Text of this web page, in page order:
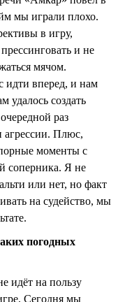
мы играли плохо.
в игру,
и не
мячом.
идти вперед, и нам
удалось создать
раз
агрессии. Плюс,
моменты с
соперника. Я не
или нет, но факт
на судейство, мы
погодных
идёт на пользу
Сегодня мы